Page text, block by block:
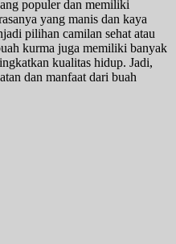
populer dan memiliki
yang manis dan kaya
pilihan camilan sehat atau
kurma juga memiliki banyak
kualitas hidup. Jadi,
dan manfaat dari buah